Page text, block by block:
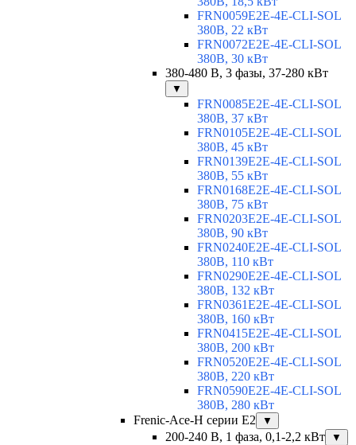
FRN0059E2E-4E-CLI-SOL
380В, 22 кВт
FRN0072E2E-4E-CLI-SOL
380В, 30 кВт
380-480 В, 3 фазы, 37-280 кВт
▼
FRN0085E2E-4E-CLI-SOL
380В, 37 кВт
FRN0105E2E-4E-CLI-SOL
380В, 45 кВт
FRN0139E2E-4E-CLI-SOL
380В, 55 кВт
FRN0168E2E-4E-CLI-SOL
380В, 75 кВт
FRN0203E2E-4E-CLI-SOL
380В, 90 кВт
FRN0240E2E-4E-CLI-SOL
380В, 110 кВт
FRN0290E2E-4E-CLI-SOL
380В, 132 кВт
FRN0361E2E-4E-CLI-SOL
380В, 160 кВт
FRN0415E2E-4E-CLI-SOL
380В, 200 кВт
FRN0520E2E-4E-CLI-SOL
380В, 220 кВт
FRN0590E2E-4E-CLI-SOL
380В, 280 кВт
Frenic-Ace-H серии E2
▼
200-240 В, 1 фаза, 0,1-2,2 кВт ▼